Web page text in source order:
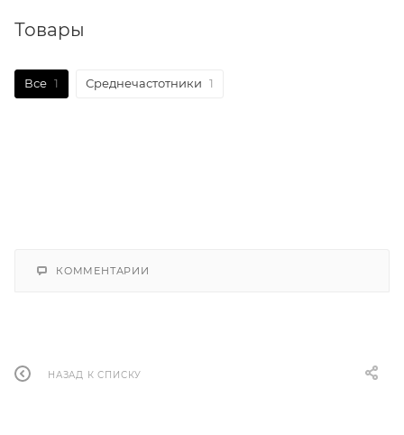
Товары
Все 1 Среднечастотники 1
КОММЕНТАРИИ
НАЗАД К СПИСКУ